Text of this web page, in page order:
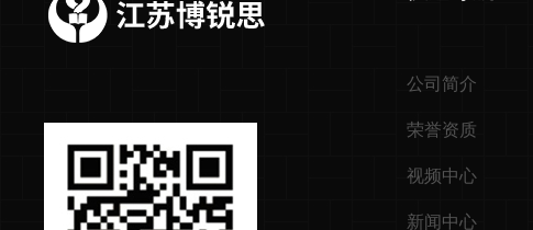
公司简介
荣誉资质
视频中心
新闻中心